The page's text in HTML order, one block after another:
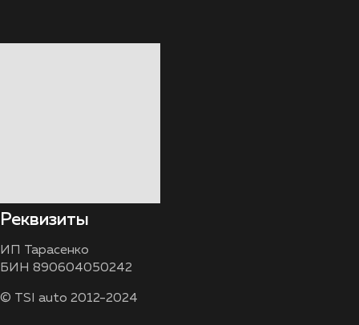
Реквизиты
ИП Тарасенко
БИН 890604050242
© TSI auto 2012-2024